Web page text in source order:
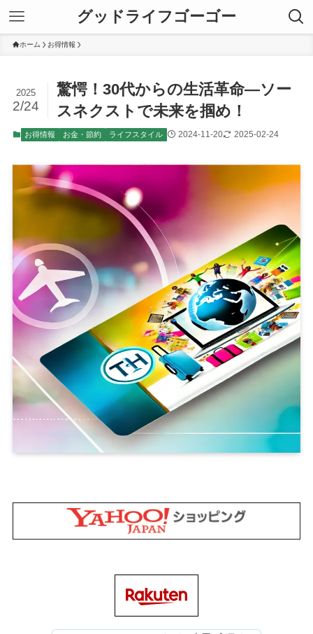
グッドライフゴーゴー
ホーム お得情報
驚愕！30代からの生活革命—ソー
スネクストで未来を掴め！
2025
2/24
お得情報 お金・節約 ライフスタイル 2024-11-20 2025-02-24